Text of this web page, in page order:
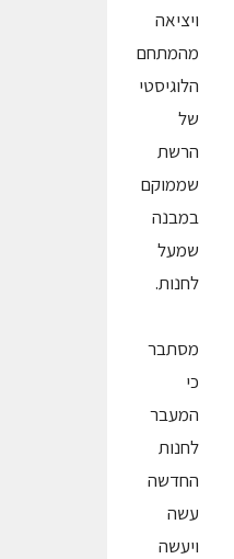
ויציאה
מהמתחם
הלוגיסטי
של
הרשת
שממוקם
במבנה
שמעל
לחנות.
מסתבר
כי
המעבר
לחנות
החדשה
עשה
ויעשה